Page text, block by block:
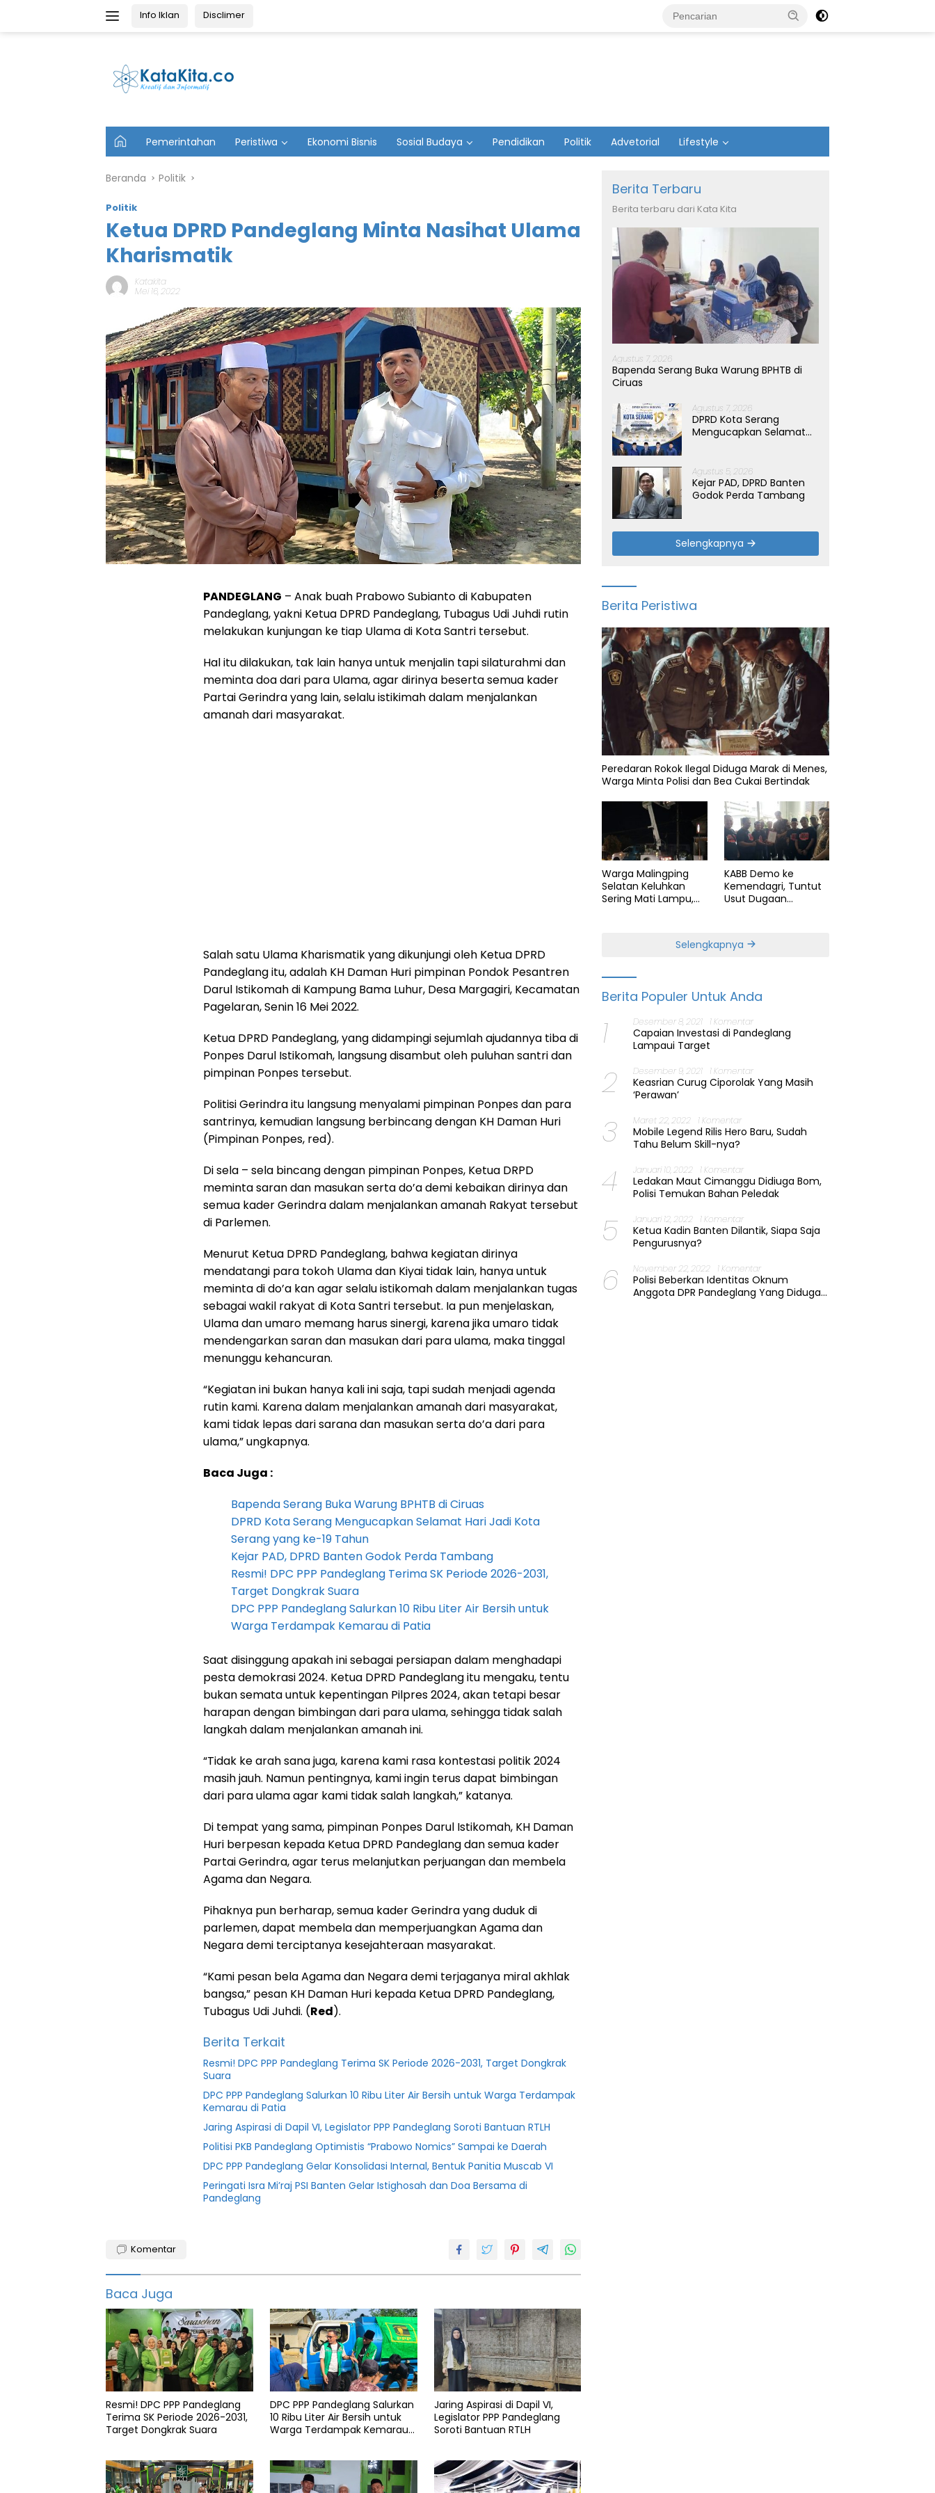
Info Iklan Disclimer
U
t
m
Pemerintahan Peristiwa Ekonomi Bisnis Sosial Budaya Pendidikan Politik Advetorial Lifestyle
Beranda Politik
Politik
Ketua DPRD Pandeglang Minta Nasihat Ulama
Kharismatik
Katakita
Mei 16, 2022
PANDEGLANG – Anak buah Prabowo Subianto di Kabupaten
Pandeglang, yakni Ketua DPRD Pandeglang, Tubagus Udi Juhdi rutin
melakukan kunjungan ke tiap Ulama di Kota Santri tersebut.
Hal itu dilakukan, tak lain hanya untuk menjalin tapi silaturahmi dan
meminta doa dari para Ulama, agar dirinya beserta semua kader
Partai Gerindra yang lain, selalu istikimah dalam menjalankan
amanah dari masyarakat.
Salah satu Ulama Kharismatik yang dikunjungi oleh Ketua DPRD
Pandeglang itu, adalah KH Daman Huri pimpinan Pondok Pesantren
Darul Istikomah di Kampung Bama Luhur, Desa Margagiri, Kecamatan
Pagelaran, Senin 16 Mei 2022.
Ketua DPRD Pandeglang, yang didampingi sejumlah ajudannya tiba di
Ponpes Darul Istikomah, langsung disambut oleh puluhan santri dan
pimpinan Ponpes tersebut.
Politisi Gerindra itu langsung menyalami pimpinan Ponpes dan para
santrinya, kemudian langsung berbincang dengan KH Daman Huri
(Pimpinan Ponpes, red).
Di sela – sela bincang dengan pimpinan Ponpes, Ketua DRPD
meminta saran dan masukan serta do’a demi kebaikan dirinya dan
semua kader Gerindra dalam menjalankan amanah Rakyat tersebut
di Parlemen.
Menurut Ketua DPRD Pandeglang, bahwa kegiatan dirinya
mendatangi para tokoh Ulama dan Kiyai tidak lain, hanya untuk
meminta di do’a kan agar selalu istikomah dalam menjalankan tugas
sebagai wakil rakyat di Kota Santri tersebut. Ia pun menjelaskan,
Ulama dan umaro memang harus sinergi, karena jika umaro tidak
mendengarkan saran dan masukan dari para ulama, maka tinggal
menunggu kehancuran.
“Kegiatan ini bukan hanya kali ini saja, tapi sudah menjadi agenda
rutin kami. Karena dalam menjalankan amanah dari masyarakat,
kami tidak lepas dari sarana dan masukan serta do’a dari para
ulama,” ungkapnya.
Baca Juga :
Bapenda Serang Buka Warung BPHTB di Ciruas
DPRD Kota Serang Mengucapkan Selamat Hari Jadi Kota
Serang yang ke-19 Tahun
Kejar PAD, DPRD Banten Godok Perda Tambang
Resmi! DPC PPP Pandeglang Terima SK Periode 2026-2031,
Target Dongkrak Suara
DPC PPP Pandeglang Salurkan 10 Ribu Liter Air Bersih untuk
Warga Terdampak Kemarau di Patia
Saat disinggung apakah ini sebagai persiapan dalam menghadapi
pesta demokrasi 2024. Ketua DPRD Pandeglang itu mengaku, tentu
bukan semata untuk kepentingan Pilpres 2024, akan tetapi besar
harapan dengan bimbingan dari para ulama, sehingga tidak salah
langkah dalam menjalankan amanah ini.
“Tidak ke arah sana juga, karena kami rasa kontestasi politik 2024
masih jauh. Namun pentingnya, kami ingin terus dapat bimbingan
dari para ulama agar kami tidak salah langkah,” katanya.
Di tempat yang sama, pimpinan Ponpes Darul Istikomah, KH Daman
Huri berpesan kepada Ketua DPRD Pandeglang dan semua kader
Partai Gerindra, agar terus melanjutkan perjuangan dan membela
Agama dan Negara.
Pihaknya pun berharap, semua kader Gerindra yang duduk di
parlemen, dapat membela dan memperjuangkan Agama dan
Negara demi terciptanya kesejahteraan masyarakat.
“Kami pesan bela Agama dan Negara demi terjaganya miral akhlak
bangsa,” pesan KH Daman Huri kepada Ketua DPRD Pandeglang,
Tubagus Udi Juhdi. (Red).
Berita Terkait
Resmi! DPC PPP Pandeglang Terima SK Periode 2026-2031, Target Dongkrak
Suara
DPC PPP Pandeglang Salurkan 10 Ribu Liter Air Bersih untuk Warga Terdampak
Kemarau di Patia
Jaring Aspirasi di Dapil VI, Legislator PPP Pandeglang Soroti Bantuan RTLH
Politisi PKB Pandeglang Optimistis “Prabowo Nomics” Sampai ke Daerah
DPC PPP Pandeglang Gelar Konsolidasi Internal, Bentuk Panitia Muscab VI
Peringati Isra Mi’raj PSI Banten Gelar Istighosah dan Doa Bersama di
Pandeglang
featured
Pandeglang
Komentar
Baca Juga
Resmi! DPC PPP Pandeglang
Terima SK Periode 2026-2031,
Target Dongkrak Suara
DPC PPP Pandeglang Salurkan
10 Ribu Liter Air Bersih untuk
Warga Terdampak Kemarau
Jaring Aspirasi di Dapil VI,
Legislator PPP Pandeglang
Soroti Bantuan RTLH
Berita Terbaru
Berita terbaru dari Kata Kita
Agustus 7, 2026
Bapenda Serang Buka Warung BPHTB di
Ciruas
Agustus 7, 2026
DPRD Kota Serang
Mengucapkan Selamat
Agustus 5, 2026
Kejar PAD, DPRD Banten
Godok Perda Tambang
Selengkapnya
Berita Peristiwa
Peredaran Rokok Ilegal Diduga Marak di Menes,
Warga Minta Polisi dan Bea Cukai Bertindak
Warga Malingping
Selatan Keluhkan
Sering Mati Lampu,
KABB Demo ke
Kemendagri, Tuntut
Usut Dugaan
Selengkapnya
Berita Populer Untuk Anda
1 Desember 8, 2021 1 Komentar
Capaian Investasi di Pandeglang
Lampaui Target
2 Desember 9, 2021 1 Komentar
Keasrian Curug Ciporolak Yang Masih
‘Perawan’
3 Maret 22, 2022 1 Komentar
Mobile Legend Rilis Hero Baru, Sudah
Tahu Belum Skill-nya?
4 Januari 10, 2022 1 Komentar
Ledakan Maut Cimanggu Didiuga Bom,
Polisi Temukan Bahan Peledak
5 Januari 12, 2022 1 Komentar
Ketua Kadin Banten Dilantik, Siapa Saja
Pengurusnya?
6 November 22, 2022 1 Komentar
Polisi Beberkan Identitas Oknum
Anggota DPR Pandeglang Yang Diduga